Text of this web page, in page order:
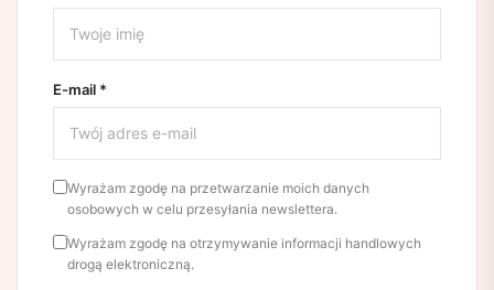
E-mail *
Wyrażam zgodę na przetwarzanie moich danych
osobowych w celu przesyłania newslettera.
Wyrażam zgodę na otrzymywanie informacji handlowych
drogą elektroniczną.